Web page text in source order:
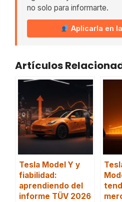
no solo para informarte.
Aplicarla en
Artículos
Tesla Model Y y
fiabilidad:
aprendiendo del
informe TÜV 2026